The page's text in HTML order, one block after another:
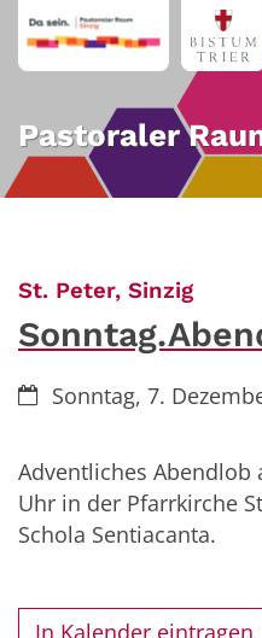
Zum Inhalt springen
Pastoraler
St. Peter, Sinzig:
Datum:Sonntag, 7.
Adventliches Abendlob
Uhr in der Pfarrkirche
Schola Sentiacanta.
In Kalender eintragen